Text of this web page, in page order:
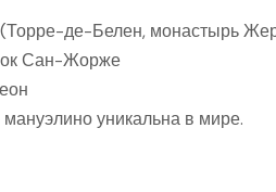
де-Белен, монастырь
Сан-Жорже
мануэлино уникальна в мире.